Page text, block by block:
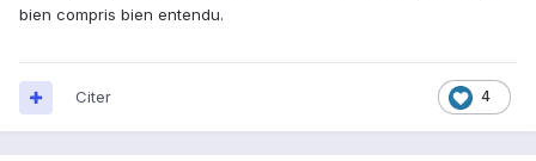
bien compris bien entendu.
4
Citer